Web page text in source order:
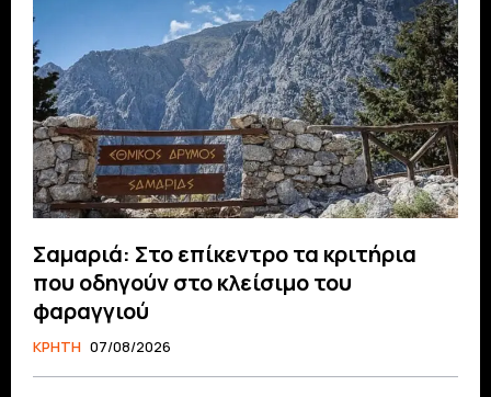
Σαμαριά: Στο επίκεντρο τα κριτήρια
που οδηγούν στο κλείσιμο του
φαραγγιού
ΚΡΗΤΗ 07/08/2026